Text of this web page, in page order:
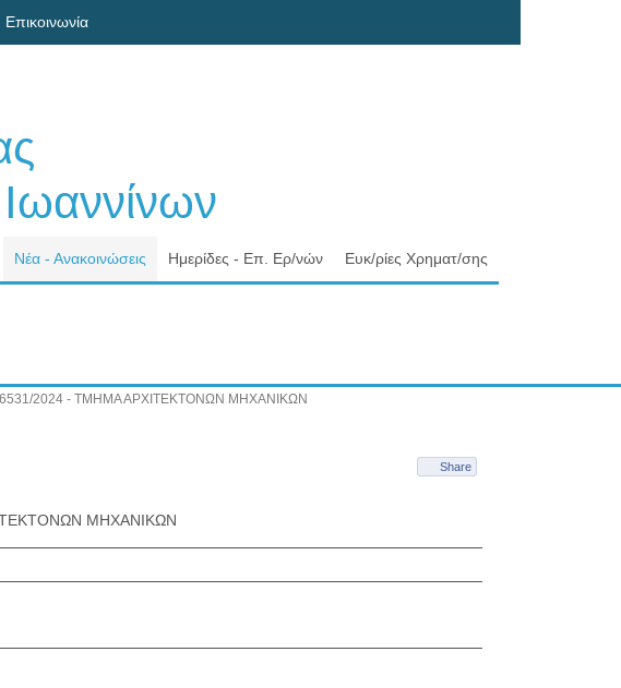
Επικοινωνία
Νέα - Ανακοινώσεις Ημερίδες - Επ. Ερ/νών Ευκ/ρίες Χρηματ/σης
36531/2024 - ΤΜΗΜΑ ΑΡΧΙΤΕΚΤΟΝΩΝ ΜΗΧΑΝΙΚΩΝ
Share
ΜΗΧΑΝΙΚΩΝ